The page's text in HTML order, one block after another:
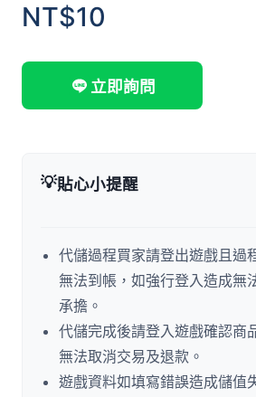
NT$10
立即詢問
💡貼心小提醒
代儲過程買家請登出遊戲且過
無法到帳，如強行登入造成無
承擔。
代儲完成後請登入遊戲確認商
無法取消交易及退款。
遊戲資料如填寫錯誤造成儲值